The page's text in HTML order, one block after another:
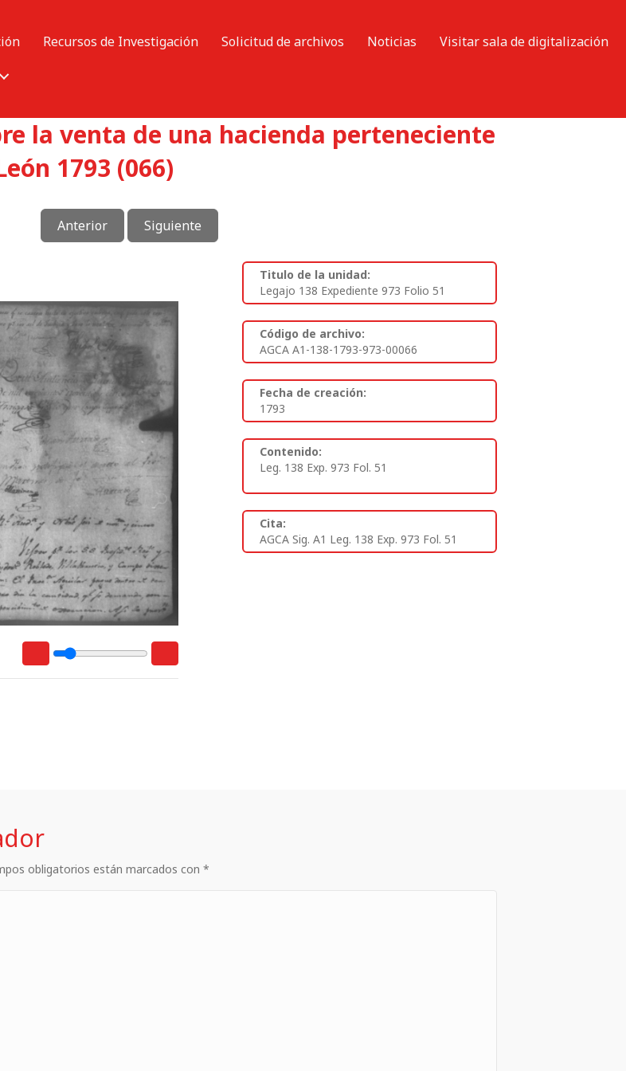
Recursos de Investigación Solicitud de archivos Noticias
Visitar sala de digitalización
la venta de una hacienda perteneciente
1793 (066)
Anterior Siguiente
Titulo de la unidad:
Legajo 138 Expediente 973 Folio 51
Código de archivo:
AGCA A1-138-1793-973-00066
Fecha de creación:
1793
Contenido:
Leg. 138 Exp. 973 Fol. 51
Cita:
AGCA Sig. A1 Leg. 138 Exp. 973 Fol. 51
obligatorios están marcados con *